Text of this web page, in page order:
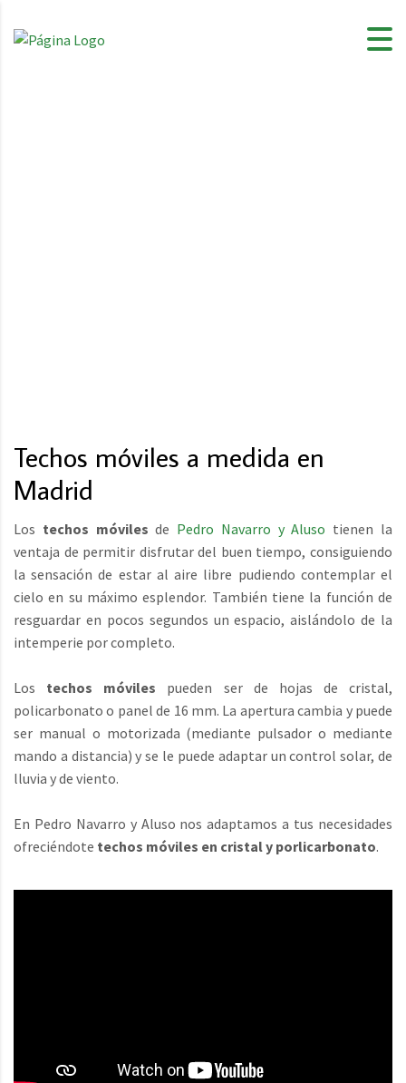
Techos móviles a medida en
Madrid
Los techos móviles de Pedro Navarro y Aluso tienen la
ventaja de permitir disfrutar del buen tiempo, consiguiendo
la sensación de estar al aire libre pudiendo contemplar el
cielo en su máximo esplendor. También tiene la función de
resguardar en pocos segundos un espacio, aislándolo de la
intemperie por completo.
Los techos móviles pueden ser de hojas de cristal,
policarbonato o panel de 16 mm. La apertura cambia y puede
ser manual o motorizada (mediante pulsador o mediante
mando a distancia) y se le puede adaptar un control solar, de
lluvia y de viento.
En Pedro Navarro y Aluso nos adaptamos a tus necesidades
ofreciéndote techos móviles en cristal y porlicarbonato.